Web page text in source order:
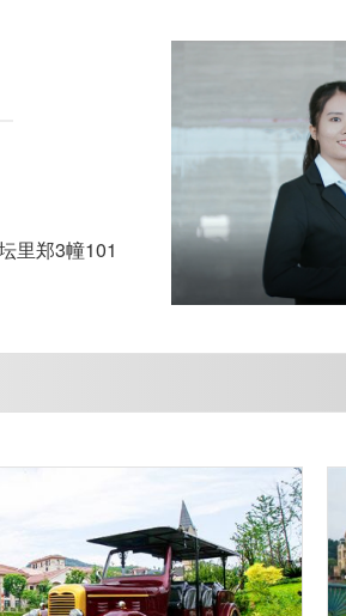
里郑3幢101